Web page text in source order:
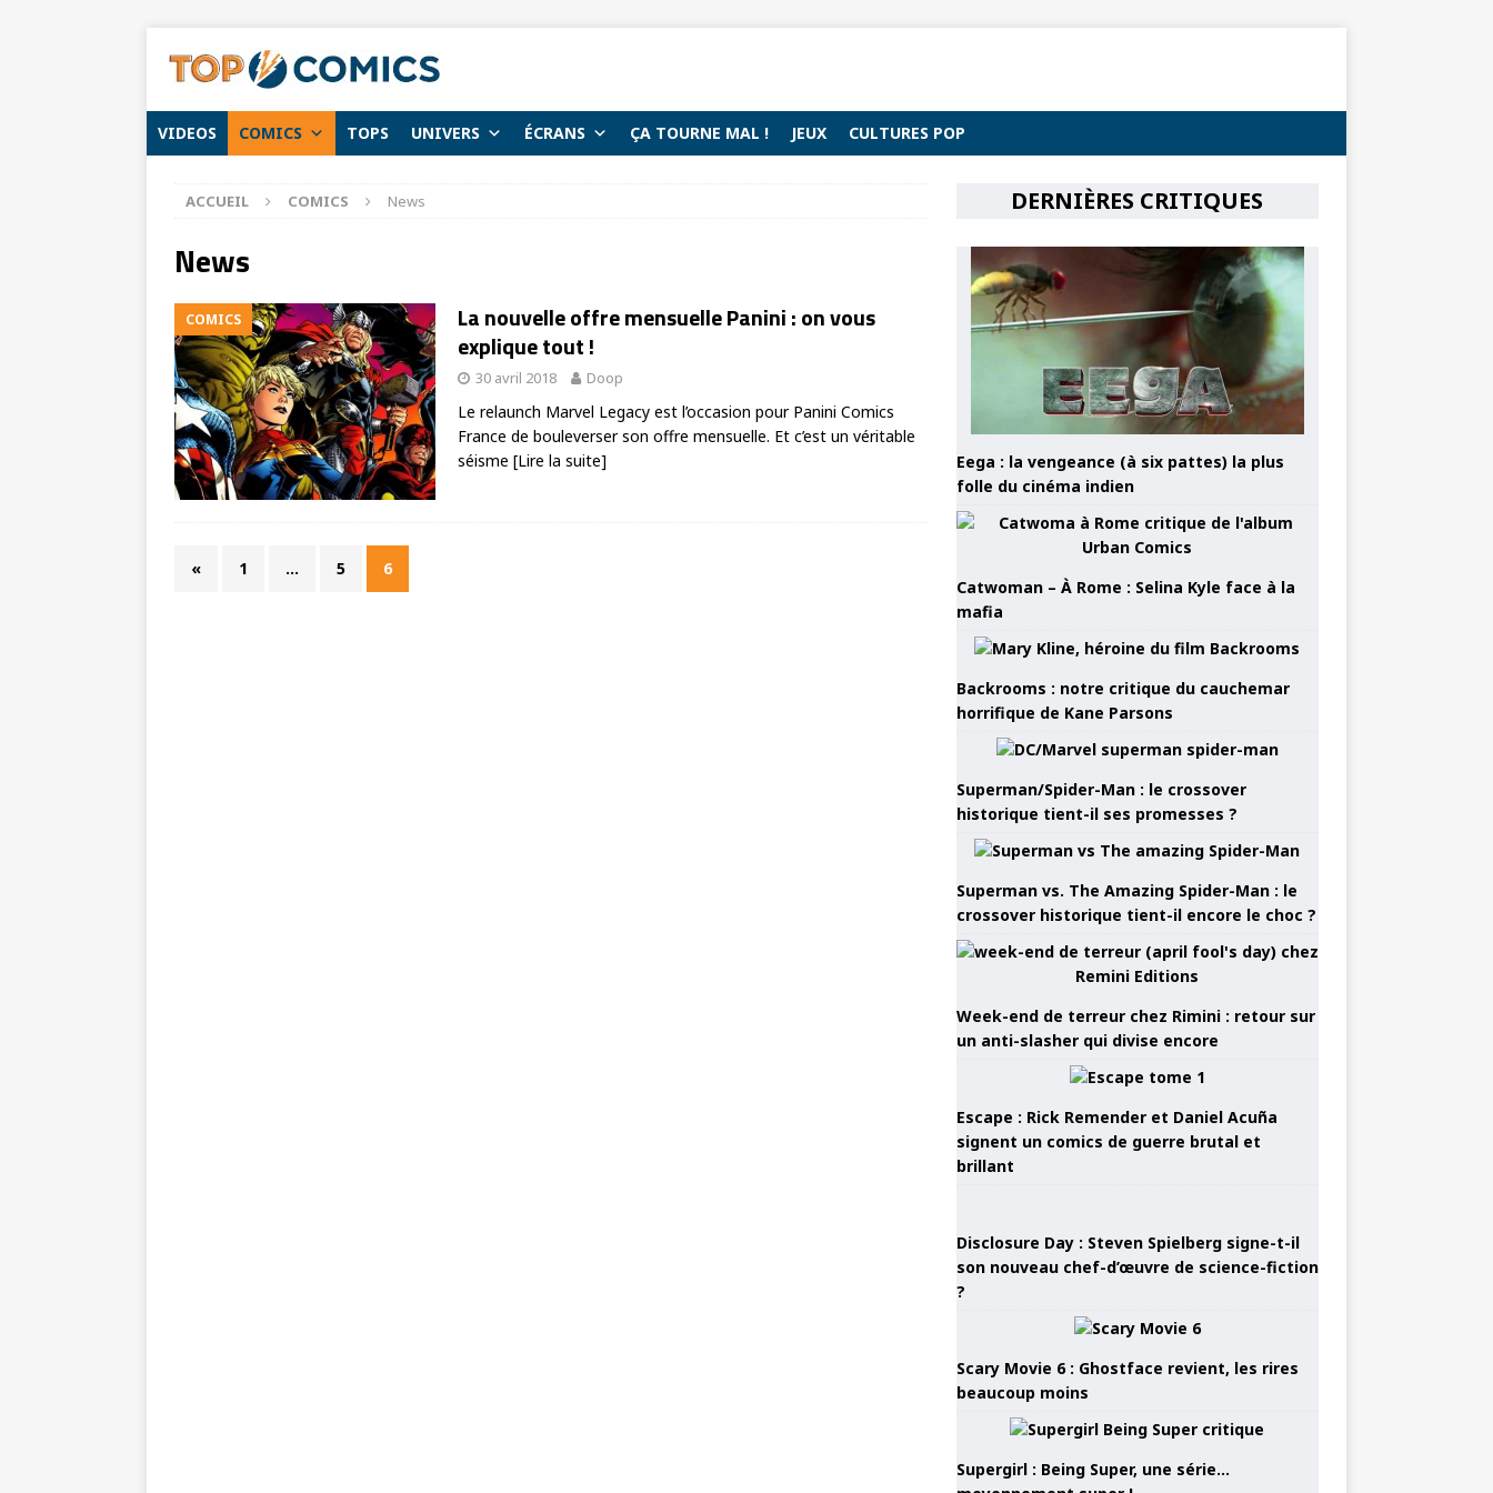
VIDEOS COMICS TOPS UNIVERS ÉCRANS ÇA TOURNE MAL ! JEUX CULTURES POP
ACCUEIL COMICS News
News
COMICS
La nouvelle offre mensuelle Panini : on vous
explique tout !
30 avril 2018 Doop
Le relaunch Marvel Legacy est l’occasion pour Panini Comics
France de bouleverser son offre mensuelle. Et c’est un véritable
séisme [Lire la suite]
« 1 … 5 6
DERNIÈRES CRITIQUES
Eega : la vengeance (à six pattes) la plus
folle du cinéma indien
Catwoman – À Rome : Selina Kyle face à la
mafia
Backrooms : notre critique du cauchemar
horrifique de Kane Parsons
Superman/Spider-Man : le crossover
historique tient-il ses promesses ?
Superman vs. The Amazing Spider-Man : le
crossover historique tient-il encore le choc ?
Week-end de terreur chez Rimini : retour sur
un anti-slasher qui divise encore
Escape : Rick Remender et Daniel Acuña
signent un comics de guerre brutal et
brillant
Disclosure Day : Steven Spielberg signe-t-il
son nouveau chef-d’œuvre de science-fiction
?
Scary Movie 6 : Ghostface revient, les rires
beaucoup moins
Supergirl : Being Super, une série…